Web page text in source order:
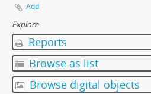
Add
Explore
Reports
Browse as list
Browse digital objects